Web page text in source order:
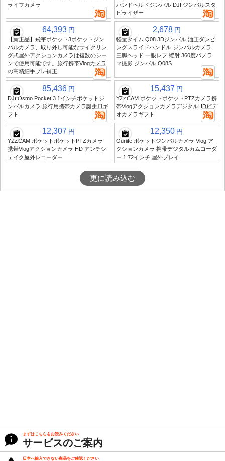
ライフカメラ
ハンドヘルドジンバル DJI ジンバルスタ
ビライザー
64,393 円
【新正品】飛宇ポケット3ポケットジン
バルカメラ、取り外し可能なサイクリン
グ式屋外アクションカメラは複数のシー
ンで使用可能です。旅行携帯Vlogカメラ
の高精細手ブレ補正
2,678 円
軽量タイム Q08 3Dジンバル 油圧ダンピ
ングスライドハンドル ジンバルカメラ
三脚ヘッド 一眼レフ 縦射 360度パノラ
マ撮影 ジンバル Q08S
85,436 円
DJI Osmo Pocket 3 1インチポケットジ
ンバルカメラ 旅行用携帯カメラ誕生日ギ
フト
15,437 円
YZZCAM ポケットポケットPTZカメラ携
帯VlogアクションカメラデジタルHDビデ
オカメラギフト
12,307 円
YZZCAM ポケットポケットPTZカメラ
携帯Vlogアクションカメラ HD アンチシ
ェイク屋外レコーダー
12,350 円
Ourlife ポケットジンバルカメラ Vlog ア
クションカメラ 携帯デジタルカムコーダ
ー 1.72インチ 屋外プレイ
更に読み込む
まずはこちらをお読みください
サービスのご案内
日本へ輸入できない商品をご確認ください